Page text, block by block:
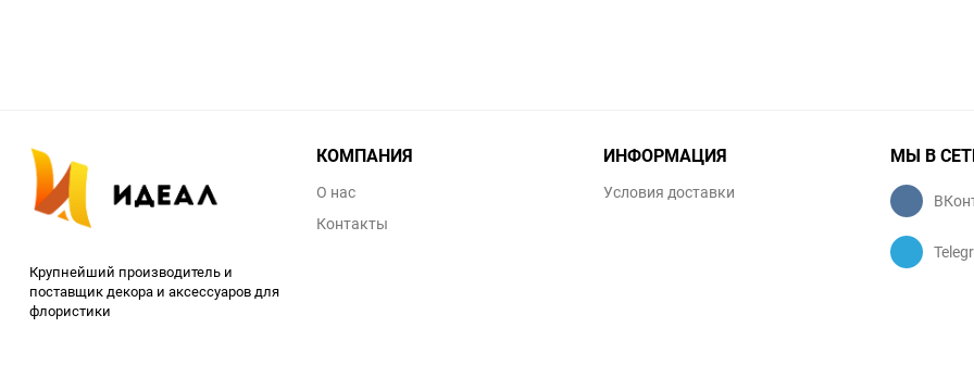
Крупнейший производитель и
поставщик декора и аксессуаров для
флористики
КОМПАНИЯ
О нас
Контакты
ИНФОРМАЦИЯ
Условия доставки
МЫ В